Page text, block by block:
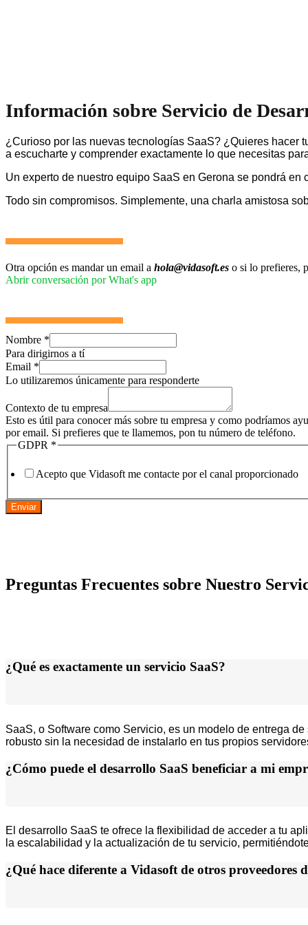
Información sobre Servicio de
¿Curioso por las nuevas tecnologías SaaS? ¿Quieres hacer
a escucharte y comprender exactamente lo que necesitas
Un experto de nuestro equipo SaaS en Gerona se pondrá
Todo sin compromisos. Simplemente, una charla amistosa
Otra opción es mandar un email a hola@vidasoft.es o si lo prefieres,
Abrir conversación por What's app
Nombre *
Para dirigirnos a tí
Email *
Lo utilizaremos únicamente para responderte
Contexto de tu empresa
Esto es útil para conocer más sobre tu empresa y como podríamos
por email. Si prefieres que te llamemos, pon tu número de teléfono.
GDPR *
Acepto que Vidasoft me contacte por el canal proporcionado
Enviar
Preguntas Frecuentes sobre Nuestro
¿Qué es exactamente un servicio SaaS?
SaaS, o Software como Servicio, es un modelo de entrega
robusto sin la necesidad de instalarlo en tus propios
¿Cómo puede el desarrollo SaaS beneficiar a mi
El desarrollo SaaS te ofrece la flexibilidad de acceder a tu
la escalabilidad y la actualización de tu servicio,
¿Qué hace diferente a Vidasoft de otros proveedores